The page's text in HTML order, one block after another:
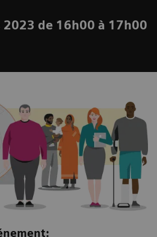
2023 de 16h00 à 17h00